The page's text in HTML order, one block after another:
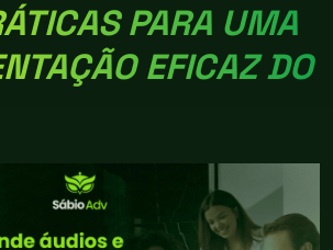
PARA UMA
EFICAZ DO